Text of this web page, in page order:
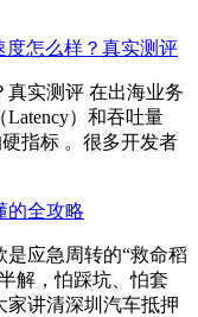
度怎么样？真实测评
真实测评 在出海业务
）和吞吐量
硬指标 。很多开发者
的全攻略
应急周转的“救命稻
解，怕踩坑、怕套
家讲清深圳汽车抵押